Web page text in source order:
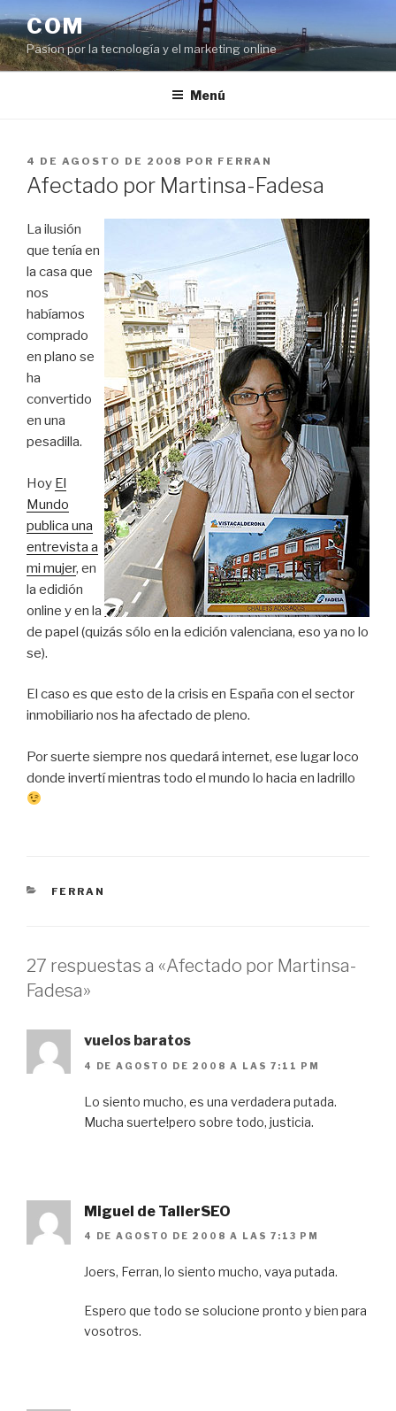
al
contenido
COM
Pasíon por la tecnología y el marketing online
Menú
PUBLICADO
EL
4 DE AGOSTO DE 2008 POR FERRAN
Afectado por Martinsa-Fadesa
La ilusión
que tenía en
la casa que
nos
habíamos
comprado
en plano se
ha
convertido
en una
pesadilla.
Hoy El
Mundo
publica una
entrevista a
mi mujer, en
la edidión
online y en la
de papel (quizás sólo en la edición valenciana, eso ya no lo
se).
El caso es que esto de la crisis en España con el sector
inmobiliario nos ha afectado de pleno.
Por suerte siempre nos quedará internet, ese lugar loco
donde invertí mientras todo el mundo lo hacia en ladrillo
CATEGORÍAS
FERRAN
27 respuestas a «Afectado por Martinsa-
Fadesa»
vuelos baratos
4 DE AGOSTO DE 2008 A LAS 7:11 PM
Lo siento mucho, es una verdadera putada.
Mucha suerte!pero sobre todo, justicia.
Miguel de TallerSEO
4 DE AGOSTO DE 2008 A LAS 7:13 PM
Joers, Ferran, lo siento mucho, vaya putada.
Espero que todo se solucione pronto y bien para
vosotros.